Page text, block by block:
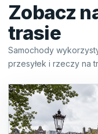
Zobacz
trasie
Samochody
przesyłek i rzeczy na